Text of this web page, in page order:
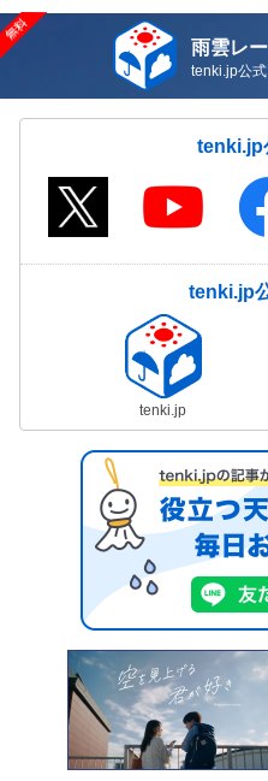
雨雲レ
tenki.jp公
tenki.jp
tenki.jp
tenki.jp